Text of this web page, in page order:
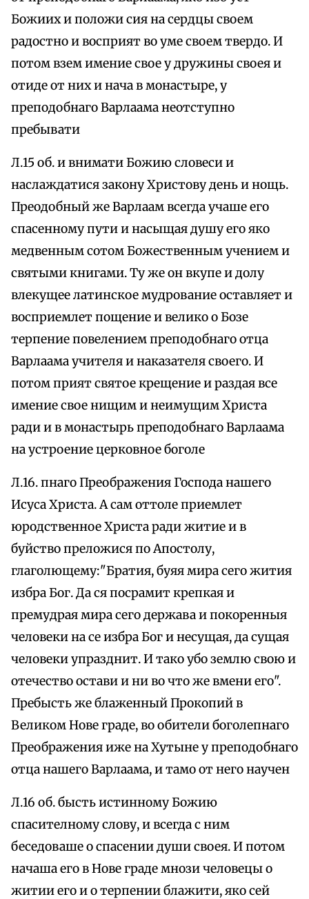
Божиих и положи сия на сердцы своем
радостно и восприят во уме своем твердо. И
потом взем имение свое у дружины своея и
отиде от них и нача в монастыре, у
преподобнаго Варлаама неотступно
пребывати
Л.15 об. и внимати Божию словеси и
наслаждатися закону Христову день и нощь.
Преодобный же Варлаам всегда учаше его
спасенному пути и насыщая душу его яко
медвенным сотом Божественным учением и
святыми книгами. Ту же он вкупе и долу
влекущее латинское мудрование оставляет и
восприемлет пощение и велико о Бозе
терпение повелением преподобнаго отца
Варлаама учителя и наказателя своего. И
потом прият святое крещение и раздая все
имение свое нищим и неимущим Христа
ради и в монастырь преподобнаго Варлаама
на устроение церковное боголе
Л.16. пнаго Преображения Господа нашего
Исуса Христа. А сам оттоле приемлет
юродственное Христа ради житие и в
буйство преложися по Апостолу,
глаголющему:"Братия, буяя мира сего жития
избра Бог. Да ся посрамит крепкая и
премудрая мира сего держава и покоренныя
человеки на се избра Бог и несущая, да сущая
человеки упразднит. И тако убо землю свою и
отечество остави и ни во что же вмени его".
Пребысть же блаженный Прокопий в
Великом Нове граде, во обители боголепнаго
Преображения иже на Хутыне у преподобнаго
отца нашего Варлаама, и тамо от него научен
Л.16 об. бысть истинному Божию
спасителному слову, и всегда с ним
беседоваше о спасении души своея. И потом
начаша его в Нове граде мнози человецы о
житии его и о терпении блажити, яко сей